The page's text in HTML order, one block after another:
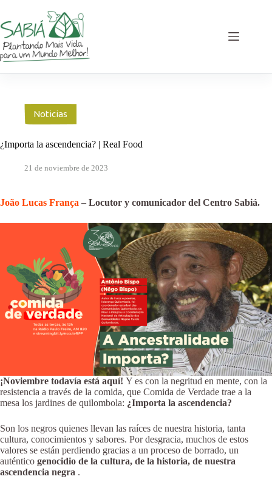
contenido
Noticias
¿Importa la ascendencia? | Real Food
21 de noviembre de 2023
João Lucas França – Locutor y comunicador del Centro Sabiá.
¡Noviembre todavía está aquí! Y es con la negritud en mente, con la
resistencia a través de la comida, que Comida de Verdade trae a la
mesa los jardines de quilombola: ¿Importa la ascendencia?
Son los negros quienes llevan las raíces de nuestra historia, tanta
cultura, conocimientos y sabores. Por desgracia, muchos de estos
valores se están perdiendo gracias a un proceso de borrado, un
auténtico genocidio de la cultura, de la historia, de nuestra
ascendencia negra .